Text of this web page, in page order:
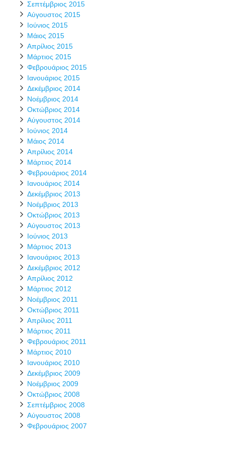
Σεπτέμβριος 2015
Αύγουστος 2015
Ιούνιος 2015
Μάιος 2015
Απρίλιος 2015
Μάρτιος 2015
Φεβρουάριος 2015
Ιανουάριος 2015
Δεκέμβριος 2014
Νοέμβριος 2014
Οκτώβριος 2014
Αύγουστος 2014
Ιούνιος 2014
Μάιος 2014
Απρίλιος 2014
Μάρτιος 2014
Φεβρουάριος 2014
Ιανουάριος 2014
Δεκέμβριος 2013
Νοέμβριος 2013
Οκτώβριος 2013
Αύγουστος 2013
Ιούνιος 2013
Μάρτιος 2013
Ιανουάριος 2013
Δεκέμβριος 2012
Απρίλιος 2012
Μάρτιος 2012
Νοέμβριος 2011
Οκτώβριος 2011
Απρίλιος 2011
Μάρτιος 2011
Φεβρουάριος 2011
Μάρτιος 2010
Ιανουάριος 2010
Δεκέμβριος 2009
Νοέμβριος 2009
Οκτώβριος 2008
Σεπτέμβριος 2008
Αύγουστος 2008
Φεβρουάριος 2007